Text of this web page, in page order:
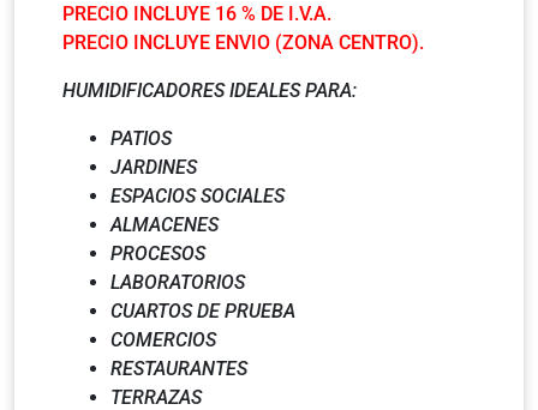
PRECIO INCLUYE 16 % DE I.V.A.
PRECIO INCLUYE ENVIO (ZONA CENTRO).
HUMIDIFICADORES IDEALES PARA:
PATIOS
JARDINES
ESPACIOS SOCIALES
ALMACENES
PROCESOS
LABORATORIOS
CUARTOS DE PRUEBA
COMERCIOS
RESTAURANTES
TERRAZAS